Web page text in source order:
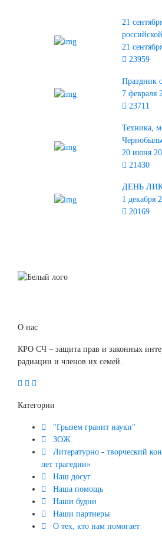
21
21
23959
Праздник
7 февраля
23711
Техника,
20 июня
21430
ДЕНЬ
1 декабря
20169
О нас
КРО СЧ – защита прав и законных
радиации и членов их семей.
Категории
"Грызем гранит науки"
ЗОЖ
Литературно - творческий
лет трагедии»
Наш досуг
Наша помощь
Наши будни
Наши партнеры
О тех, кто нам помогает